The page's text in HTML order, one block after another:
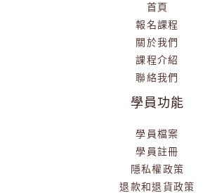
首頁
報名課程
關於我們
課程介紹
聯絡我們
學員功能
學員檔案
學員註冊
隱私權政策
退款和退貨政策